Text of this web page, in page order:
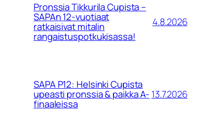
Pronssia Tikkurila Cupista –
SAPAn 12-vuotiaat
ratkaisivat mitalin
rangaistuspotkukisassa!
4.8.2026
SAPA P12: Helsinki Cupista
upeasti pronssia & paikka A-
finaaleissa
13.7.2026